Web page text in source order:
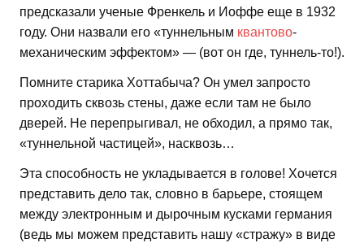
предсказали ученые Френкель и Иоффе еще в 1932
году. Они назвали его «туннельным квантово-
механическим эффектом» — (вот он где, туннель-то!).
Помните старика Хоттабыча? Он умел запросто
проходить сквозь стены, даже если там не было
дверей. Не перепрыгивал, не обходил, а прямо так,
«туннельной частицей», насквозь…
Эта способность не укладывается в голове! Хочется
представить дело так, словно в барьере, стоящем
между электронным и дырочным кусками германия
(ведь мы можем представить нашу «стражу» в виде